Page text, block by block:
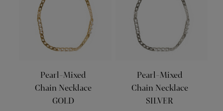
Pearl-Mixed
Chain Necklace
GOLD
Pearl-Mixed
Chain Necklace
SILVER